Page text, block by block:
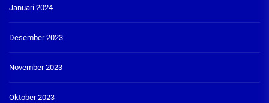
Januari 2024
Desember 2023
November 2023
Oktober 2023